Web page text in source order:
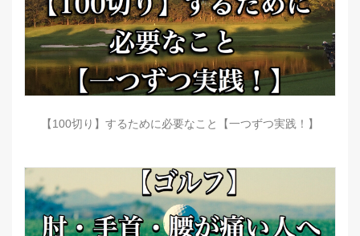
【100切り】するために必要なこと【一つずつ実践！】